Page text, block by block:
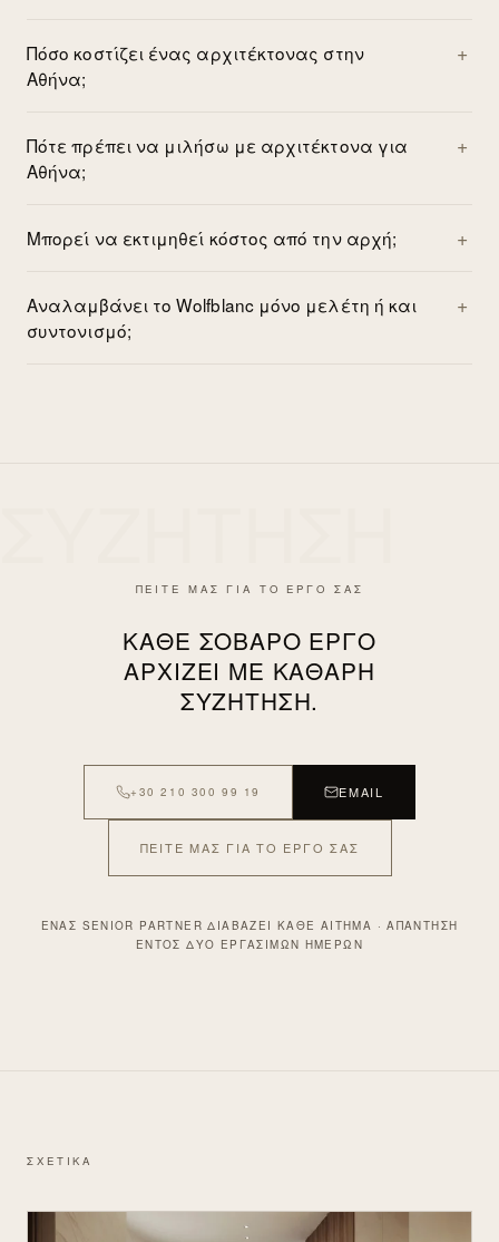
Πόσο κοστίζει ένας αρχιτέκτονας στην
Αθήνα;
Πότε πρέπει να μιλήσω με αρχιτέκτονα για
Αθήνα;
Μπορεί να εκτιμηθεί κόστος από την αρχή;
Αναλαμβάνει το Wolfblanc μόνο μελέτη ή και
συντονισμό;
ΠΕΙΤΕ ΜΑΣ ΓΙΑ ΤΟ ΕΡΓΟ ΣΑΣ
ΚΆΘΕ ΣΟΒΑΡΌ ΈΡΓΟ
ΑΡΧΊΖΕΙ ΜΕ ΚΑΘΑΡΉ
ΣΥΖΉΤΗΣΗ.
+30 210 300 99 19 EMAIL
ΠΕΊΤΕ ΜΑΣ ΓΙΑ ΤΟ ΈΡΓΟ ΣΑΣ
ΈΝΑΣ SENIOR PARTNER ΔΙΑΒΆΖΕΙ ΚΆΘΕ ΑΊΤΗΜΑ · ΑΠΆΝΤΗΣΗ
ΕΝΤΌΣ ΔΎΟ ΕΡΓΆΣΙΜΩΝ ΗΜΕΡΏΝ
ΣΧΕΤΙΚΑ